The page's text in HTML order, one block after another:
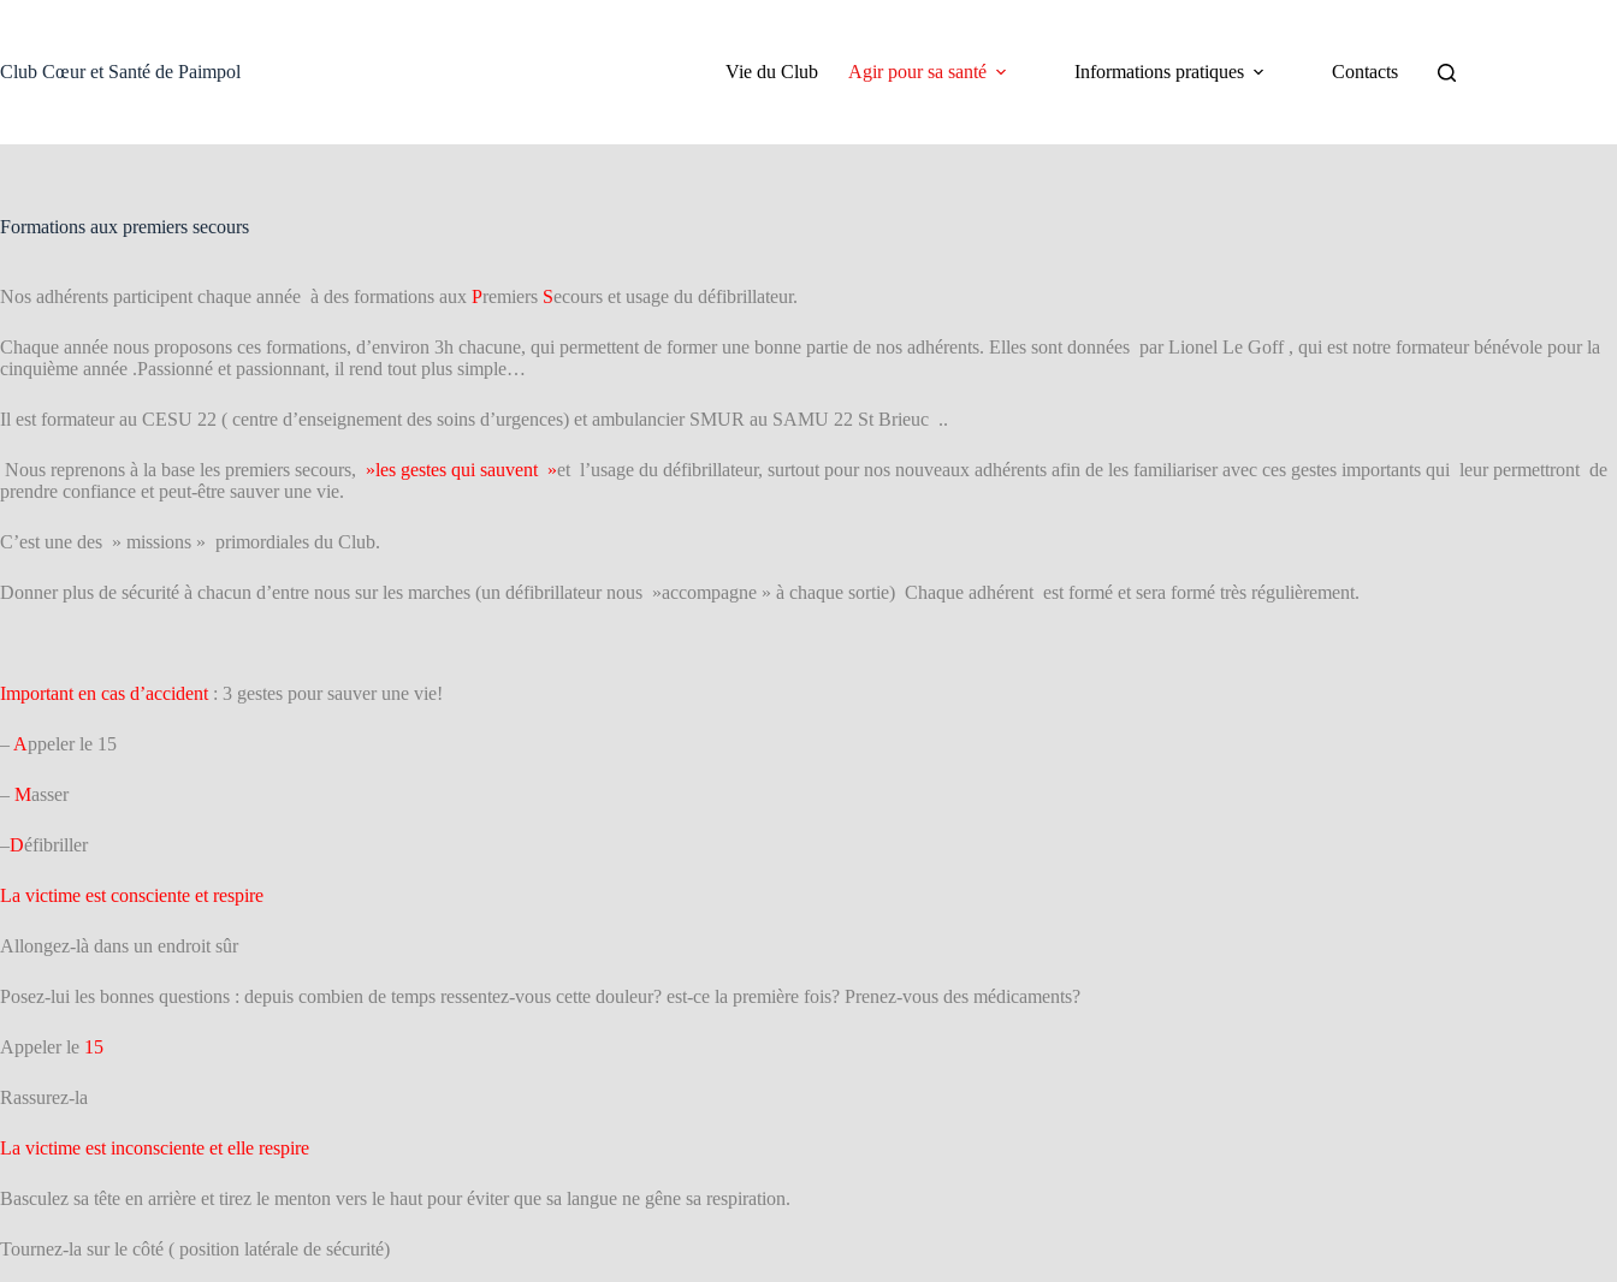
Club Cœur et Santé de Paimpol
Vie du Club Agir pour sa santé Informations pratiques Contacts
Formations aux premiers secours
Nos adhérents participent chaque année à des formations aux Premiers Secours et usage du défibrillateur.
Chaque année nous proposons ces formations, d’environ 3h chacune, qui permettent de former une bonne partie de nos adhérents. Elles sont données par Lionel Le Goff , qui est notre formateur bénévole pour la
cinquième année .Passionné et passionnant, il rend tout plus simple…
Il est formateur au CESU 22 ( centre d’enseignement des soins d’urgences) et ambulancier SMUR au SAMU 22 St Brieuc ..
Nous reprenons à la base les premiers secours, »les gestes qui sauvent »et l’usage du défibrillateur, surtout pour nos nouveaux adhérents afin de les familiariser avec ces gestes importants qui leur permettront de
prendre confiance et peut-être sauver une vie.
C’est une des » missions » primordiales du Club.
Donner plus de sécurité à chacun d’entre nous sur les marches (un défibrillateur nous »accompagne » à chaque sortie) Chaque adhérent est formé et sera formé très régulièrement.
Important en cas d’accident : 3 gestes pour sauver une vie!
– Appeler le 15
– Masser
–Défibriller
La victime est consciente et respire
Allongez-là dans un endroit sûr
Posez-lui les bonnes questions : depuis combien de temps ressentez-vous cette douleur? est-ce la première fois? Prenez-vous des médicaments?
Appeler le 15
Rassurez-la
La victime est inconsciente et elle respire
Basculez sa tête en arrière et tirez le menton vers le haut pour éviter que sa langue ne gêne sa respiration.
Tournez-la sur le côté ( position latérale de sécurité)